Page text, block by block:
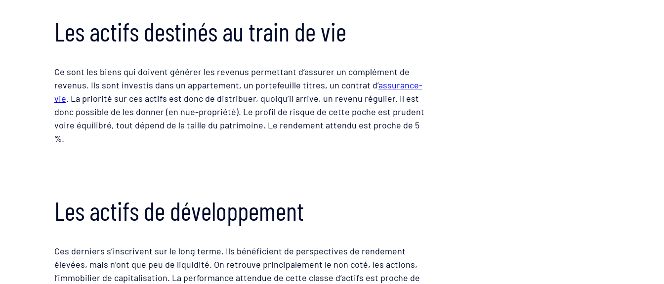
Les actifs destinés au train de vie
Ce sont les biens qui doivent générer les revenus permettant d’assurer un complément de
revenus. Ils sont investis dans un appartement, un portefeuille titres, un contrat d’assurance-
vie. La priorité sur ces actifs est donc de distribuer, quoiqu’il arrive, un revenu régulier. Il est
donc possible de les donner (en nue-propriété). Le profil de risque de cette poche est prudent
voire équilibré, tout dépend de la taille du patrimoine. Le rendement attendu est proche de 5
%.
Les actifs de développement
Ces derniers s’inscrivent sur le long terme. Ils bénéficient de perspectives de rendement
élevées, mais n’ont que peu de liquidité. On retrouve principalement le non coté, les actions,
l’immobilier de capitalisation. La performance attendue de cette classe d’actifs est proche de